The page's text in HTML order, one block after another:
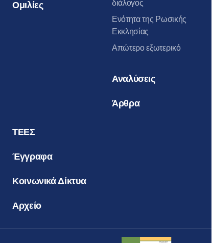
Ομιλίες
διάλογος
Ενότητα της Ρωσικής
Εκκλησίας
Απώτερο εξωτερικό
Αναλύσεις
Άρθρα
ΤΕΕΣ
Έγγραφα
Κοινωνικά Δίκτυα
Αρχείο